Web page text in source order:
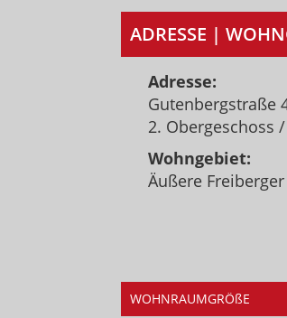
ADRESSE |
Adresse:
Gutenbergstraße
2. Obergeschoss
Wohngebiet:
Äußere
WOHNRAUMGRÖßE